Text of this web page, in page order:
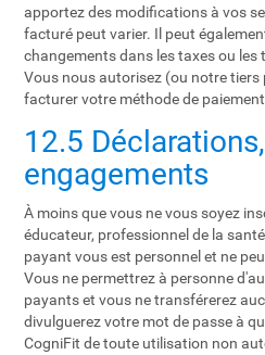
apportez des modifications à vos
facturé peut varier. Il peut
changements dans les taxes ou les
Vous nous autorisez (ou notre tiers
facturer votre méthode de
12.5
engagements
À moins que vous ne vous soyez
éducateur, professionnel de la
payant vous est personnel et ne
Vous ne permettrez à personne
payants et vous ne transférerez
divulguerez votre mot de passe à
CogniFit de toute utilisation non